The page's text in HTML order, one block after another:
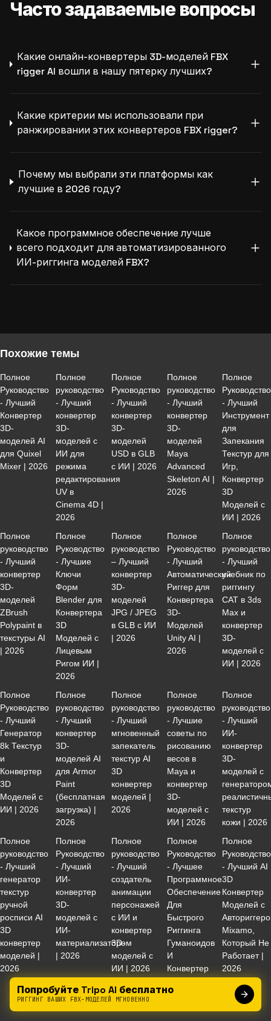
Часто задаваемые вопросы
Какие онлайн-конвертеры 3D-моделей FBX
rigger AI вошли в нашу пятерку лучших?
Какие критерии мы использовали при
ранжировании этих конвертеров FBX rigger?
Почему мы выбрали эти платформы как
лучшие в 2026 году?
Какое программное обеспечение лучше
всего подходит для автоматизированного
ИИ-риггинга моделей FBX?
Попробуйте Tripo AI бесплатно
РИГГИНГ ВАШИХ FBX-МОДЕЛЕЙ МГНОВЕННО
Похожие темы
Полное
Руководство
- Лучший
Конвертер
3D-
моделей AI
для Quixel
Mixer | 2026
Полное
руководство
- Лучший
конвертер
3D-
моделей с
ИИ для
режима
редактирования
UV в
Cinema 4D |
2026
Полное
Руководство
- Лучший
конвертер
3D-
моделей
USD в GLB
с ИИ | 2026
Полное
руководство
- Лучший
конвертер
3D-
моделей
Maya
Advanced
Skeleton AI |
2026
Полное
Руководство
- Лучший
Инструмент
для
Запекания
Текстур для
Игр,
Конвертер
3D
Моделей с
ИИ | 2026
Полное
руководство
- Лучший
конвертер
3D-
моделей
ZBrush
Polypaint в
текстуры AI
| 2026
Полное
Руководство
- Лучшие
Ключи
Форм
Blender для
Конвертера
3D
Моделей с
Лицевым
Ригом ИИ |
2026
Полное
руководство
– Лучший
конвертер
3D-
моделей
JPG / JPEG
в GLB с ИИ
| 2026
Полное
Руководство
- Лучший
Автоматический
Риггер для
Конвертера
3D-
Моделей
Unity AI |
2026
Полное
руководство
- Лучший
учебник по
риггингу
CAT в 3ds
Max и
конвертер
3D-
моделей с
ИИ | 2026
Полное
Руководство
- Лучший
Генератор
8k Текстур
и
Конвертер
3D
Моделей с
ИИ | 2026
Полное
руководство
- Лучший
конвертер
3D-
моделей AI
для Armor
Paint
(бесплатная
загрузка) |
2026
Полное
руководство
- Лучший
мгновенный
запекатель
текстур AI
3D
конвертер
моделей |
2026
Полное
руководство
- Лучшие
советы по
рисованию
весов в
Maya и
конвертер
3D-
моделей с
ИИ | 2026
Полное
руководство
- Лучший
ИИ-
конвертер
3D-
моделей с
текстур
кожи | 2026
Полное
руководство
- Лучший
генератор
текстур
ручной
росписи AI
3D
конвертер
моделей |
2026
Полное
Руководство
- Лучший
ИИ-
конвертер
3D-
моделей с
ИИ-
материализатором
| 2026
Полное
руководство
- Лучший
создатель
анимации
персонажей
с ИИ и
конвертер
3D-
моделей с
ИИ | 2026
Полное
Руководство
- Лучшее
Программное
Обеспечение
Для
Быстрого
Риггинга
Гуманоидов
И
Конвертер
Моделей С
Полное
Руководство
- Лучший AI
3D
Конвертер
Моделей с
Mixamo,
Который Не
Работает |
2026